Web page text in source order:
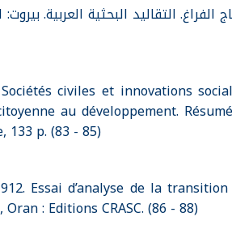
(2021). إنتاج الفراغ. التقاليد البحثية
civiles et innovations
au développement.
133 p. (83 - 85)
Essai d’analyse de la
: Editions CRASC. (86 - 88)